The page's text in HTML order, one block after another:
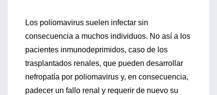
Los poliomavirus suelen infectar sin
consecuencia a muchos individuos. No así a los
pacientes inmunodeprimidos, caso de los
trasplantados renales, que pueden desarrollar
nefropatía por poliomavirus y, en consecuencia,
padecer un fallo renal y requerir de nuevo su